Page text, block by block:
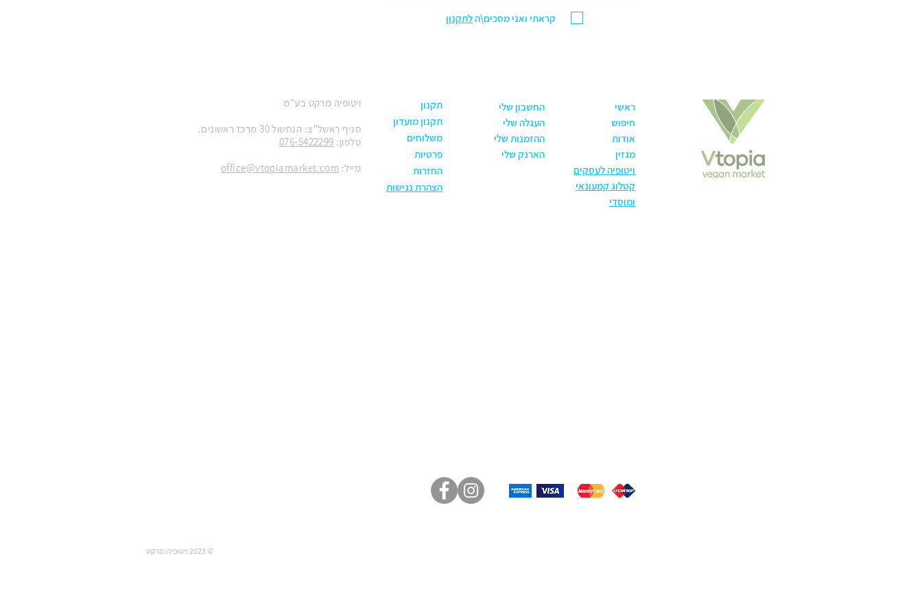
קראתי ואני מסכים\הלתקנון
ויטופיה מרקט בע"מ
סניף ראשל"צ: הנחשול 30 מרכז ראשונים.
טלפון: 076-5422299
מייל: office@vtopiamarket.com
תקנון
תקנון מועדון
משלוחים
פרטיות
החזרות
הצהרת נגישות
החשבון שלי
העגלה שלי
ההזמנות שלי
הארנק שלי
ראשי
חיפוש
אודות
מגזין
ויטופיה לעסקים
קטלוג קמעונאי
ומוסדי
© 2023 ויטופיה מרקט